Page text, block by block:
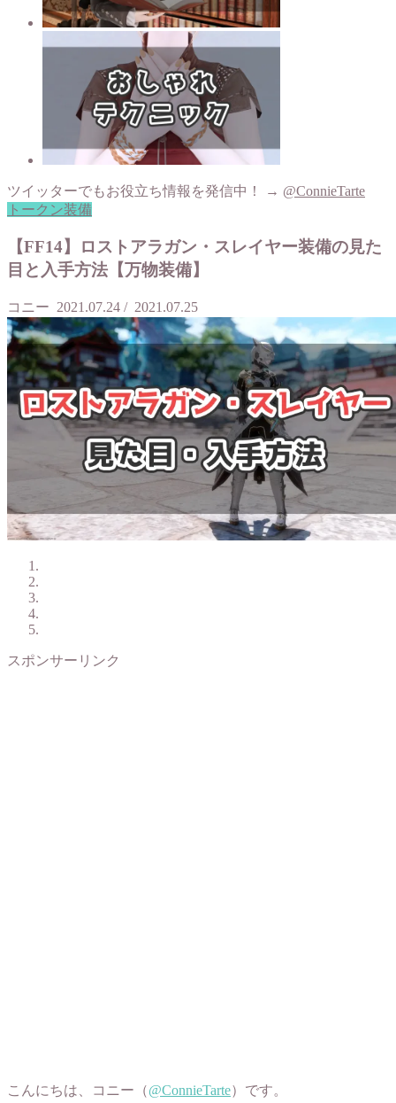
ツイッターでもお役立ち情報を発信中！ → @ConnieTarte
トークン装備
【FF14】ロストアラガン・スレイヤー装備の見た
目と入手方法【万物装備】
コニー 2021.07.24 / 2021.07.25
スポンサーリンク
こんにちは、コニー（@ConnieTarte）です。